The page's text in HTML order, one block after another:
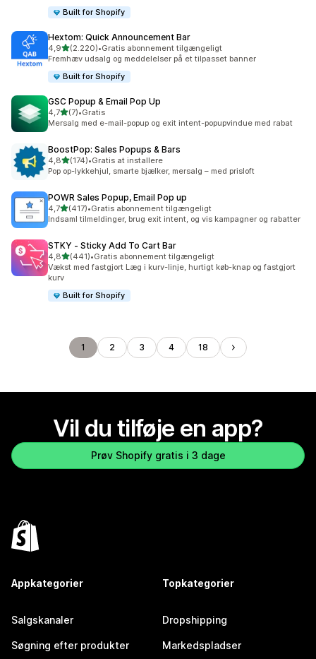
Built for Shopify
Hextom: Quick Announcement Bar
4,9ud af 5 stjerner
(2.220)
2220 anmeldelser i alt
•Gratis abonnement tilgængeligt
Fremhæv udsalg og meddelelser på et tilpasset banner
Built for Shopify
GSC Popup & Email Pop Up
4,7ud af 5 stjerner
(7)
7 anmeldelser i alt
•Gratis
Mersalg med e-mail-popup og exit intent-popupvindue med rabat
BoostPop: Sales Popups & Bars
4,8ud af 5 stjerner
(174)
174 anmeldelser i alt
•Gratis at installere
Pop op-lykkehjul, smarte bjælker, mersalg – med prisloft
POWR Sales Popup, Email Pop up
4,7ud af 5 stjerner
(417)
417 anmeldelser i alt
•Gratis abonnement tilgængeligt
Indsaml tilmeldinger, brug exit intent, og vis kampagner og rabatter
STKY ‑ Sticky Add To Cart Bar
4,8ud af 5 stjerner
(441)
441 anmeldelser i alt
•Gratis abonnement tilgængeligt
Vækst med fastgjort Læg i kurv-linje, hurtigt køb-knap og fastgjort
kurv
Built for Shopify
1 2 3 4 18
Vil du tilføje en app?
Prøv Shopify gratis i 3 dage
Appkategorier
Salgskanaler
Søgning efter produkter
Topkategorier
Dropshipping
Markedspladser